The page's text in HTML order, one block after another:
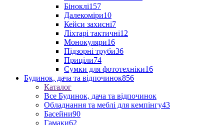
Біноклі157
Далекоміри10
Кейси захисні7
Ліхтарі тактичні12
Монокуляри16
Підзорні труби36
Приціли74
Сумки для фототехніки16
Будинок, дача та відпочинок856
Каталог
Все Будинок, дача та відпочинок
Обладнання та меблі для кемпінгу43
Басейни90
Гамаки62